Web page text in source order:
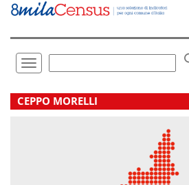
Vai
direttamente
Toggle
navigation
.
CEPPO MORELLI